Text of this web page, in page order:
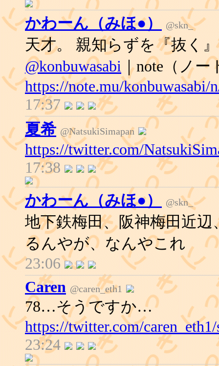
かわーん（みほ●）
@skn_
天才。 親知らずを『抜く
@konbuwasabi ｜note（ノー
https://note.mu/konbuwasabi/
17:37
夏希 @NatsukiSimapan
https://twitter.com/
17:38
かわーん（みほ●）
@skn_
地下鉄梅田、阪神梅田近
るんやが、なんやこれ
23:06
Caren @caren_eth1
78…そうですか…
https://twitter.com/
23:24